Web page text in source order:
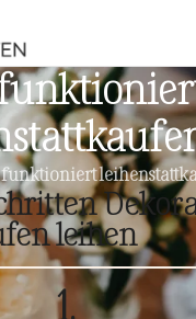
leihen
1.